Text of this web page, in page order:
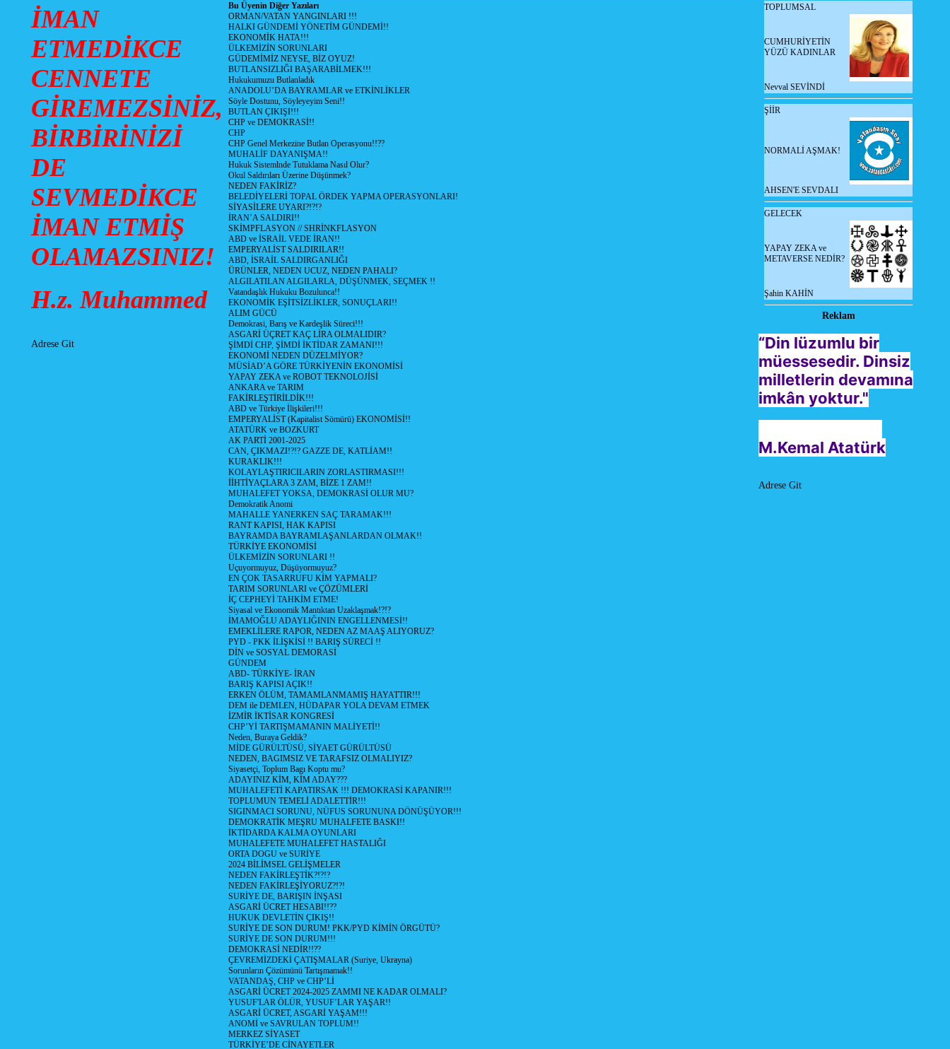
İMAN
ETMEDİKCE
CENNETE
GİREMEZSİNİZ,
BİRBİRİNİZİ
DE
SEVMEDİKCE
İMAN ETMİŞ
OLAMAZSINIZ!
H.z. Muhammed
Adrese Git
Bu Üyenin Diğer Yazıları
ORMAN/VATAN YANGINLARI !!!
HALKI GÜNDEMİ YÖNETİM GÜNDEMİ!!
EKONOMİK HATA!!!
ÜLKEMİZİN SORUNLARI
GÜDEMİMİZ NEYSE, BİZ OYUZ!
BUTLANSIZLIĞI BAŞARABİLMEK!!!
Hukukumuzu Butlanladık
ANADOLU’DA BAYRAMLAR ve ETKİNLİKLER
Söyle Dostunu, Söyleyeyim Seni!!
BUTLAN ÇIKIŞI!!!
CHP ve DEMOKRASİ!!
CHP
CHP Genel Merkezine Butlan Operasyonu!!??
MUHALİF DAYANIŞMA!!
Hukuk Sistemlnde Tutuklama Nasıl Olur?
Okul Saldırıları Üzerine Düşünmek?
NEDEN FAKİRİZ?
BELEDİYELERİ TOPAL ÖRDEK YAPMA OPERASYONLARI!
SİYASİLERE UYARI?!?!?
İRAN’A SALDIRI!!
SKİMPFLASYON // SHRİNKFLASYON
ABD ve İSRAİL VEDE İRAN!!
EMPERYALİST SALDIRILAR!!
ABD, İSRAİL SALDIRGANLIĞI
ÜRÜNLER, NEDEN UCUZ, NEDEN PAHALI?
ALGILATILAN ALGILARLA, DÜŞÜNMEK, SEÇMEK !!
Vatandaşlık Hukuku Bozulunca!!
EKONOMİK EŞİTSİZLİKLER, SONUÇLARI!!
ALIM GÜCÜ
Demokrasi, Barış ve Kardeşlik Süreci!!!
ASGARİ ÜÇRET KAÇ LİRA OLMALIDIR?
ŞİMDİ CHP, ŞİMDİ İKTİDAR ZAMANI!!!
EKONOMİ NEDEN DÜZELMİYOR?
MÜSİAD’A GÖRE TÜRKİYENİN EKONOMİSİ
YAPAY ZEKA ve ROBOT TEKNOLOJİSİ
ANKARA ve TARIM
FAKİRLEŞTİRİLDİK!!!
ABD ve Türkiye İlişkileri!!!
EMPERYALİST (Kapitalist Sömürü) EKONOMİSİ!!
ATATÜRK ve BOZKURT
AK PARTİ 2001-2025
CAN, ÇIKMAZI!?!? GAZZE DE, KATLİAM!!
KURAKLIK!!!
KOLAYLAŞTIRICILARIN ZORLASTIRMASI!!!
İİHTİYAÇLARA 3 ZAM, BİZE 1 ZAM!!
MUHALEFET YOKSA, DEMOKRASİ OLUR MU?
Demokratik Anomi
MAHALLE YANERKEN SAÇ TARAMAK!!!
RANT KAPISI, HAK KAPISI
BAYRAMDA BAYRAMLAŞANLARDAN OLMAK!!
TÜRKİYE EKONOMİSİ
ÜLKEMİZİN SORUNLARI !!
Uçuyormuyuz, Düşüyormuyuz?
EN ÇOK TASARRUFU KİM YAPMALI?
TARIM SORUNLARI ve ÇÖZÜMLERİ
İÇ CEPHEYİ TAHKİM ETME!
Siyasal ve Ekonomik Mantıktan Uzaklaşmak!?!?
İMAMOĞLU ADAYLIĞININ ENGELLENMESİ!!
EMEKLİLERE RAPOR, NEDEN AZ MAAŞ ALIYORUZ?
PYD - PKK İLİŞKİSİ !! BARIŞ SÜRECİ !!
DİN ve SOSYAL DEMORASİ
GÜNDEM
ABD- TÜRKİYE- İRAN
BARIŞ KAPISI AÇIK!!
ERKEN ÖLÜM, TAMAMLANMAMIŞ HAYATTIR!!!
DEM ile DEMLEN, HÜDAPAR YOLA DEVAM ETMEK
İZMİR İKTİSAR KONGRESİ
CHP’Yİ TARTIŞMAMANIN MALİYETİ!!
Neden, Buraya Geldik?
MİDE GÜRÜLTÜSÜ, SİYAET GÜRÜLTÜSÜ
NEDEN, BAGIMSIZ VE TARAFSIZ OLMALIYIZ?
Siyasetçi, Toplum Bagı Koptu mu?
ADAYINIZ KİM, KİM ADAY???
MUHALEFETİ KAPATIRSAK !!! DEMOKRASİ KAPANIR!!!
TOPLUMUN TEMELİ ADALETTİR!!!
SIGINMACI SORUNU, NÜFUS SORUNUNA DÖNÜŞÜYOR!!!
DEMOKRATİK MEŞRU MUHALFETE BASKI!!
İKTİDARDA KALMA OYUNLARI
MUHALEFETE MUHALEFET HASTALIĞI
ORTA DOGU ve SURİYE
2024 BİLİMSEL GELİŞMELER
NEDEN FAKİRLEŞTİK?!?!?
NEDEN FAKİRLEŞİYORUZ?!?!
SURİYE DE, BARIŞIN İNŞASI
ASGARİ ÜCRET HESABI!!??
HUKUK DEVLETİN ÇIKIŞ!!
SURİYE DE SON DURUM! PKK/PYD KİMİN ÖRGÜTÜ?
SURİYE DE SON DURUM!!!
DEMOKRASİ NEDİR!!??
ÇEVREMİZDEKİ ÇATIŞMALAR (Suriye, Ukrayna)
Sorunların Çözümünü Tartışmamak!!
VATANDAŞ, CHP ve CHP’Lİ
ASGARİ ÜCRET 2024-2025 ZAMMI NE KADAR OLMALI?
YUSUF'LAR ÖLÜR, YUSUF’LAR YAŞAR!!
ASGARİ ÜCRET, ASGARİ YAŞAM!!!
ANOMİ ve SAVRULAN TOPLUM!!
MERKEZ SİYASET
TÜRKİYE’DE CİNAYETLER
TOPLUMSAL
CUMHURİYETİN
YÜZÜ KADINLAR
Nevval SEVİNDİ
ŞİİR
NORMALİ AŞMAK!
AHSEN'E SEVDALI
GELECEK
YAPAY ZEKA ve
METAVERSE NEDİR?
Şahin KAHİN
Reklam
“Din lüzumlu bir
müessesedir. Dinsiz
milletlerin devamına
imkân yoktur."
M.Kemal Atatürk
Adrese Git